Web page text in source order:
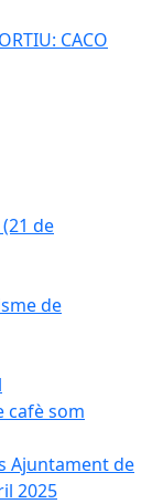
CACO
de
de
cafè som
Ajuntament de
2025